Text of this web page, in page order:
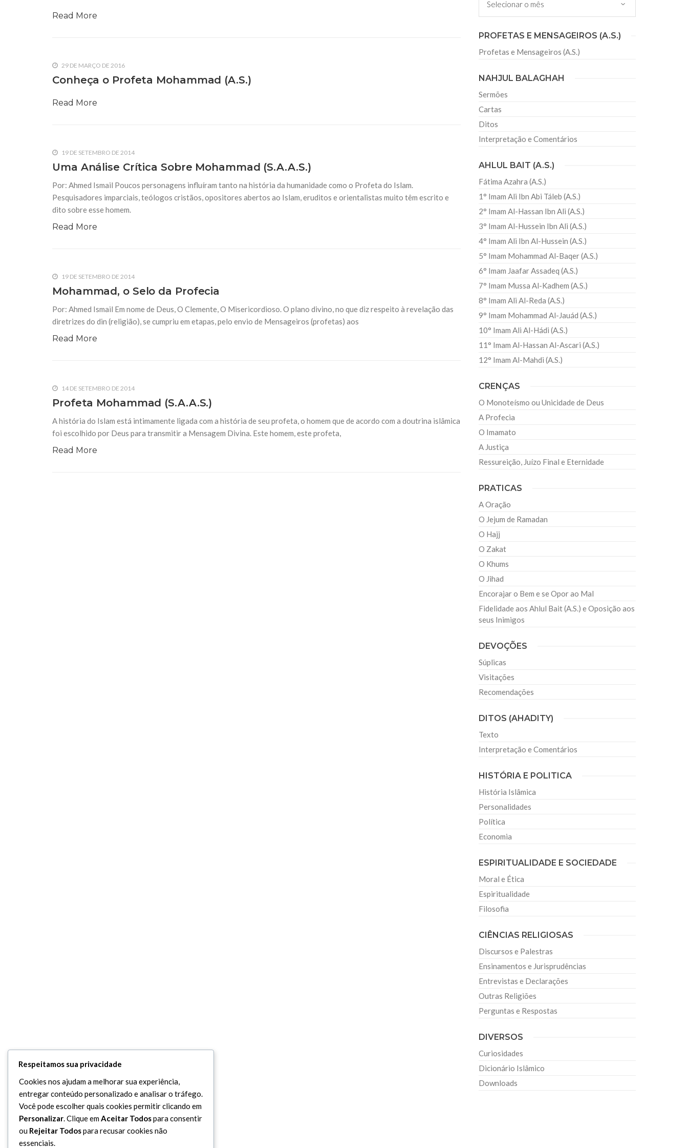
Read More
29 DE MARÇO DE 2016
Conheça o Profeta Mohammad (A.S.)
Read More
19 DE SETEMBRO DE 2014
Uma Análise Crítica Sobre Mohammad (S.A.A.S.)
Por: Ahmed Ismail Poucos personagens influíram tanto na história da humanidade como o Profeta do Islam.
Pesquisadores imparciais, teólogos cristãos, opositores abertos ao Islam, eruditos e orientalistas muito têm escrito e
dito sobre esse homem.
Read More
19 DE SETEMBRO DE 2014
Mohammad, o Selo da Profecia
Por: Ahmed Ismail Em nome de Deus, O Clemente, O Misericordioso. O plano divino, no que diz respeito à revelação das
diretrizes do din (religião), se cumpriu em etapas, pelo envio de Mensageiros (profetas) aos
Read More
14 DE SETEMBRO DE 2014
Profeta Mohammad (S.A.A.S.)
A história do Islam está intimamente ligada com a história de seu profeta, o homem que de acordo com a doutrina islâmica
foi escolhido por Deus para transmitir a Mensagem Divina. Este homem, este profeta,
Read More
PROFETAS E MENSAGEIROS (A.S.)
Profetas e Mensageiros (A.S.)
NAHJUL BALAGHAH
Sermões
Cartas
Ditos
Interpretação e Comentários
AHLUL BAIT (A.S.)
Fátima Azahra (A.S.)
1° Imam Ali Ibn Abi Táleb (A.S.)
2° Imam Al-Hassan Ibn Ali (A.S.)
3° Imam Al-Hussein Ibn Ali (A.S.)
4° Imam Ali Ibn Al-Hussein (A.S.)
5° Imam Mohammad Al-Baqer (A.S.)
6° Imam Jaafar Assadeq (A.S.)
7° Imam Mussa Al-Kadhem (A.S.)
8° Imam Ali Al-Reda (A.S.)
9° Imam Mohammad Al-Jauád (A.S.)
10° Imam Ali Al-Hádi (A.S.)
11° Imam Al-Hassan Al-Ascari (A.S.)
12° Imam Al-Mahdi (A.S.)
CRENÇAS
O Monoteísmo ou Unicidade de Deus
A Profecia
O Imamato
A Justiça
Ressureição, Juízo Final e Eternidade
PRATICAS
A Oração
O Jejum de Ramadan
O Hajj
O Zakat
O Khums
O Jihad
Encorajar o Bem e se Opor ao Mal
Fidelidade aos Ahlul Bait (A.S.) e Oposição aos
seus Inimigos
DEVOÇÕES
Súplicas
Visitações
Recomendações
DITOS (AHADITY)
Texto
Interpretação e Comentários
HISTÓRIA E POLITICA
História Islâmica
Personalidades
Política
Economia
ESPIRITUALIDADE E SOCIEDADE
Moral e Ética
Espiritualidade
Filosofia
CIÊNCIAS RELIGIOSAS
Discursos e Palestras
Ensinamentos e Jurisprudências
Entrevistas e Declarações
Outras Religiões
Perguntas e Respostas
DIVERSOS
Curiosidades
Dicionário Islâmico
Downloads
Respeitamos sua privacidade
Cookies nos ajudam a melhorar sua experiência,
entregar conteúdo personalizado e analisar o tráfego.
Você pode escolher quais cookies permitir clicando em
Personalizar. Clique emAceitar Todospara consentir
ou Rejeitar Todospara recusar cookies não
essenciais.